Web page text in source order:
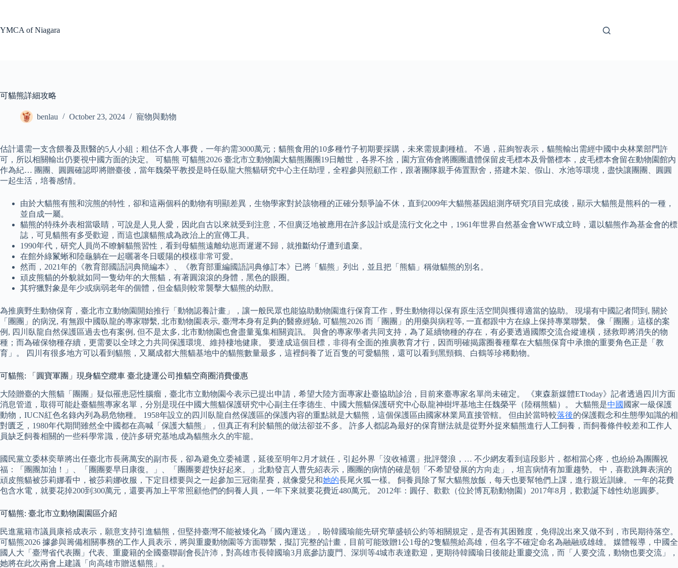
YMCA of Niagara
可貓熊詳細攻略
benlau October 23, 2024 寵物與動物
估計還需一支含餵養及獸醫的5人小組；粗估不含人事費，一年約需3000萬元；貓熊食用的10多種竹子初期要採購，未來需規劃種植。 不過，莊絢智表示，貓熊輸出需經中國中央林業部門許
可，所以相關輸出仍要視中國方面的決定。 可貓熊 可貓熊2026 臺北市立動物園大貓熊團團19日離世，各界不捨，園方宣佈會將團團遺體保留皮毛標本及骨骼標本，皮毛標本會留在動物園館內
作為紀… 團團、圓圓確認即將贈臺後，當年魏榮平教授是時任臥龍大熊貓研究中心主任助理，全程參與照顧工作，跟著團隊親手佈置獸舍，搭建木架、假山、水池等環境，盡快讓團團、圓圓
一起生活，培養感情。
由於大貓熊有熊和浣熊的特性，卻和這兩個科的動物有明顯差異，生物學家對於該物種的正確分類爭論不休，直到2009年大貓熊基因組測序研究項目完成後，顯示大貓熊是熊科的一種，
並自成一屬。
貓熊的特殊外表相當吸睛，可說是人見人愛，因此自古以來就受到注意，不但廣泛地被應用在許多設計或是流行文化之中，1961年世界自然基金會WWF成立時，還以貓熊作為基金會的標
誌，可見貓熊有多受歡迎，而這也讓貓熊成為政治上的宣傳工具。
1990年代，研究人員尚不瞭解貓熊習性，看到母貓熊遠離幼崽而遲遲不歸，就推斷幼仔遭到遺棄。
在館外綠鬣蜥和陸龜躺在一起曬著冬日暖陽的模樣非常可愛。
然而，2021年的《教育部國語詞典簡編本》、《教育部重編國語詞典修訂本》已將「貓熊」列出，並且把「熊貓」稱做貓熊的別名。
頑皮熊貓的外貌就如同一隻幼年的大熊貓，有著圓滾滾的身體，黑色的眼圈。
其狩獵對象是年少或病弱老年的個體，但金貓則較常襲擊大貓熊的幼獸。
為推廣野生動物保育，臺北市立動物園開始推行「動物認養計畫」，讓一般民眾也能協助動物園進行保育工作，野生動物得以保有原生活空間與獲得適當的協助。 現場有中國記者問到, 關於
「團團」的病況, 有無跟中國臥龍的專家聯繫, 北市動物園表示, 臺灣本身有足夠的醫療經驗, 可貓熊2026 而「團團」的用藥與病程等, 一直都跟中方在線上保持專業聯繫。 像「團團」這樣的案
例, 四川臥龍自然保護區過去也有案例, 但不是太多, 北市動物園也會盡量蒐集相關資訊。 與會的專家學者共同支持，為了延續物種的存在，有必要透過國際交流合縱連橫，拯救即將消失的物
種；而為確保物種存續，更需要以全球之力共同保護環境、維持棲地健康。 要達成這個目標，非得有全面的推廣教育才行，因而明確揭露圈養種羣在大貓熊保育中承擔的重要角色正是「教
育」。 四川有很多地方可以看到貓熊，又屬成都大熊貓基地中的貓熊數量最多，這裡飼養了近百隻的可愛貓熊，還可以看到黑頸鶴、白鶴等珍稀動物。
可貓熊: 「圓寶軍團」現身貓空纜車 臺北捷運公司推貓空商圈消費優惠
大陸贈臺的大熊貓「團團」疑似罹患惡性腦瘤，臺北市立動物園今表示已提出申請，希望大陸方面專家赴臺協助診治，目前來臺專家名單尚未確定。 《東森新媒體ETtoday》記者透過四川方面
消息管道，取得可能赴臺貓熊專家名單，分別是現任中國大熊貓保護研究中心副主任李德生、中國大熊貓保護研究中心臥龍神樹坪基地主任魏榮平（陸稱熊貓）。 大貓熊是中國 國家一級保護
動物，IUCN紅色名錄內列為易危物種。 1958年設立的四川臥龍自然保護區的保護內容的重點就是大貓熊，這個保護區由國家林業局直接管轄。 但由於當時較落後的保護觀念和生態學知識的相
對匱乏，1980年代期間雖然全中國都在高喊「保護大貓熊」，但真正有利於貓熊的做法卻並不多。 許多人都認為最好的保育辦法就是從野外捉來貓熊進行人工飼養，而飼養條件較差和工作人
員缺乏飼養相關的一些科學常識，使許多研究基地成為貓熊永久的牢籠。
國民黨立委林奕華將出任臺北市長蔣萬安的副市長，卻為避免立委補選，延後至明年2月才就任，引起外界「沒收補選」批評聲浪，… 不少網友看到這段影片，都相當心疼，也紛紛為團團祝
福：「團團加油！」、「團團要早日康復。」、「團團要趕快好起來。」北動發言人曹先紹表示，團團的病情的確是朝「不希望發展的方向走」，坦言病情有加重趨勢。 中，喜歡跳舞表演的
頑皮熊貓被莎莉娜看中，被莎莉娜收服，下定目標要與之一起參加三冠衛星賽，就像愛兒和她的長尾火狐一樣。 飼養員除了幫大貓熊放飯，每天也要幫牠們上課，進行親近訓練。 一年的花費
包含水電，就要花掉200到300萬元，還要再加上平常照顧他們的飼養人員，一年下來就要花費近480萬元。 2012年：圓仔、歡歡（位於博瓦勒動物園）2017年8月，歡歡誕下雄性幼崽圓夢。
可貓熊: 臺北市立動物園園區介紹
民進黨籍市議員康裕成表示，願意支持引進貓熊，但堅持臺灣不能被矮化為「國內運送」，盼韓國瑜能先研究華盛頓公約等相關規定，是否有其困難度，免得說出來又做不到，市民期待落空。
可貓熊2026 據參與籌備相關事務的工作人員表示，將與重慶動物園等方面聯繫，擬訂完整的計畫，目前可能致贈1公1母的2隻貓熊給高雄，但名字不確定命名為融融或雄雄。 媒體報導，中國全
國人大「臺灣省代表團」代表、重慶籍的全國臺聯副會長許沛，對高雄市長韓國瑜3月底參訪廈門、深圳等4城市表達歡迎，更期待韓國瑜日後能赴重慶交流，而「人要交流，動物也要交流」，
她將在此次兩會上建議「向高雄市贈送貓熊」。